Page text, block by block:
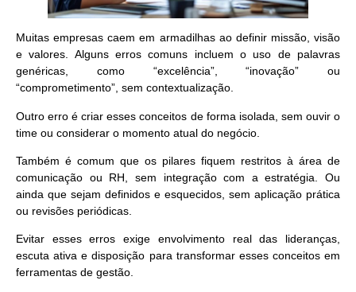
Muitas empresas caem em armadilhas ao definir missão, visão
e valores. Alguns erros comuns incluem o uso de palavras
genéricas, como “excelência”, “inovação” ou
“comprometimento”, sem contextualização.
Outro erro é criar esses conceitos de forma isolada, sem ouvir o
time ou considerar o momento atual do negócio.
Também é comum que os pilares fiquem restritos à área de
comunicação ou RH, sem integração com a estratégia. Ou
ainda que sejam definidos e esquecidos, sem aplicação prática
ou revisões periódicas.
Evitar esses erros exige envolvimento realdas lideranças,
escuta ativa e disposição para transformar esses conceitos em
ferramentas de gestão.